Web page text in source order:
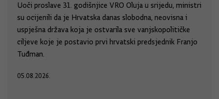
Uoči proslave 31. godišnjice VRO Oluja u srijedu, ministri
su ocijenili da je Hrvatska danas slobodna, neovisna i
uspješna država koja je ostvarila sve vanjskopolitičke
ciljeve koje je postavio prvi hrvatski predsjednik Franjo
Tuđman.
05.08.2026.